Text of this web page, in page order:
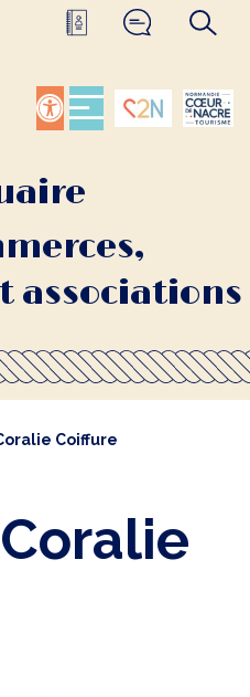
associations
Coiffure